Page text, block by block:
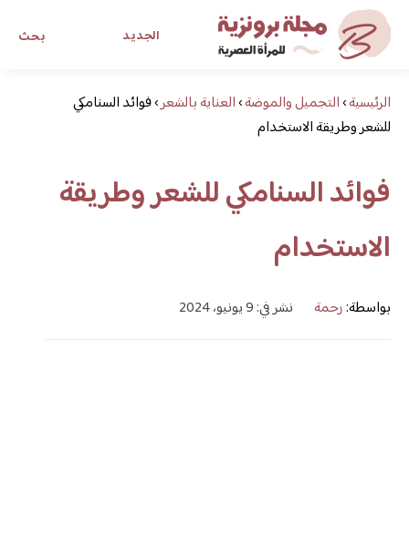
بحث الجديد
مجلة برونزية للفتاة العصريةالرئيسية›التجميل والموضة›العناية بالشعر›فوائد السنامكي
للشعر وطريقة الاستخدام
فوائد السنامكي للشعر وطريقة
الاستخدام
بواسطة:رحمة نشر في: 9 يونيو، 2024